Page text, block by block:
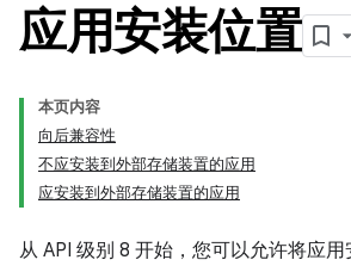
应用安装位置
本页内容
向后兼容性
不应安装到外部存储装置的应用
应安装到外部存储装置的应用
从 API 级别 8 开始，您可以允许将应